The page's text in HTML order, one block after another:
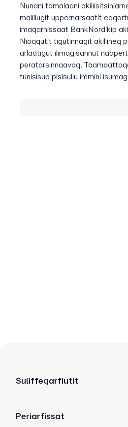
Nunani tamalaani
malillugit uppernarsaatit
imaqarnissaat BankNordikip
Nioqqutit tigutinnagit akiliineq
arlaatigut ilimagisannut
peratarsinnaavoq.
tunisisup pisisullu immini
Suliffeqarfiutit
Periarfissat